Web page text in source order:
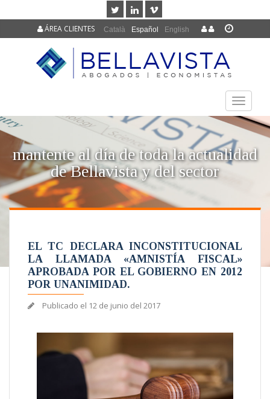
Català Español English
ÁREA CLIENTES
TOGGLE
mantente al día de toda la actualidad
de Bellavista y del sector
EL TC DECLARA INCONSTITUCIONAL
LA LLAMADA «AMNISTÍA FISCAL»
APROBADA POR EL GOBIERNO EN 2012
POR UNANIMIDAD.
Publicado el 12 de junio del 2017